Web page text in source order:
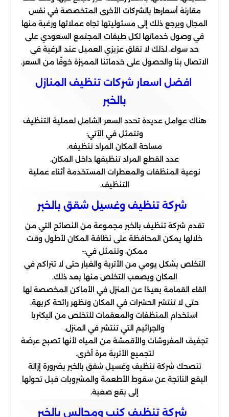
مقارنة أسعارها بالشركات الأخرى المتخصصة في نفس
المجال ويرجع ذلك إلى مسئوليتها تجاه عملائها ورغبة منها
في وصول خدماتها لكل طبقات المجتمع السعودي على
حد سواء، لذلك لا تقلق عزيزي العميل عند الرغبة في
الاتصال بنا والحصول على خدماتنا المميزة خوفًا من السعر.
افضل اسعار شركات تنظيف المنازل
بالخبر
هناك عوامل عديدة تحدد السعر الشامل لعملية التنظيف
وتتمثل في الآتي:
مساحة المكان المراد تنظيفه.
عدد القطع المراد تنظيفها داخل المكان.
نوعية المنظفات والمعطرات المستخدمة أثناء عملية
التنظيف.
شركة تنظيف وغسيل شقق بالخبر
تقدم شركة تنظيف بالخبر مجموعة من النصائح التي من
خلالها يمكن المحافظة على نظافة المكان لأطول وقت
ممكن، وتتمثل في:-
التخلص بشكل يومي من الأتربة والغبار حتى لا تتراكم في
المكان ويصعب التخلص منها بعد ذلك.
القاء القمامة بعيدًا عن المنزل في الأماكن المخصصة لها
حتى لا تنتشر الحشرات في المكان وتظهر رائحة كريهة.
استخدام المنظفات والمعقمات للتخلص من البكتريا
والجراثيم التي تنتشر في المنزل.
تجفيف المفروشات والأقمشة من المياه لأنها تصبح عرضة
لتجميع الأتربة مرة أخرى.
تنصحك شركة تنظيف وغسيل شقق بالخبر بضرورة إزالة
البقع الناتجة عن سقوط الأطعمة والمشروبات قبل تحولها
إلى بقع صعبة.
شركة تنظيف كنب ومجالس بالخبر